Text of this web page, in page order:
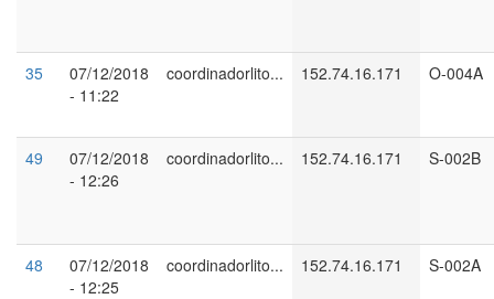
35
07/12/2018
- 11:22
coordinadorlito... 152.74.16.171 O-004A
49
07/12/2018
- 12:26
coordinadorlito... 152.74.16.171 S-002B
48
07/12/2018
- 12:25
coordinadorlito... 152.74.16.171 S-002A